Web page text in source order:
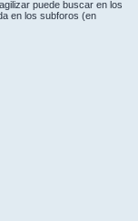
puede buscar en los
en los subforos (en